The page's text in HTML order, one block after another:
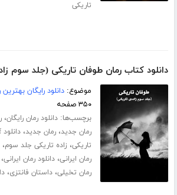
تاریکی
دانلود کتاب رمان طوفان تاریکی (جلد سوم
موضوع:دانلود رایگان بهترین
۳۵۰ صفحه
برچسب‌ها:دانلود رمان رایگان،
رمان جدید،رمان جدید،دانلود pdf رمان
تاریکی، زاده تاریکی جلد سوم،
رمان ایرانی،دانلود رمان ایرانی
رمان تخیلی،داستان فانتزی،